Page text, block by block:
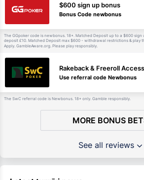
$600 sign up bonus
Bonus Code newbonus
The GGpoker code is newbonus. 18+. Matched Deposit up to a $600 sign
deposit £10. Matched Deposit max $600 - withdrawal restrictions & play
Apply. GambleAware.org. Please play responsibly.
Rakeback & Freeroll Access
Use referral code Newbonus
The SwC referral code is Newbonus. 18+ only. Gamble responsibly.
MORE BONUS
See all reviews